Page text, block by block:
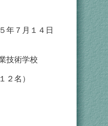
年７月１４日
学校
）